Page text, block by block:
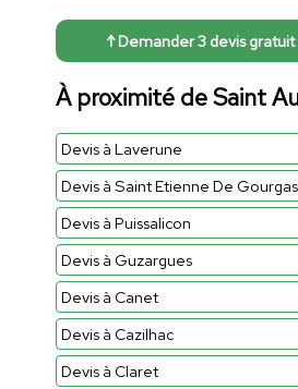
↑ Demander 3 devis
À proximité de Saint
Devis à Laverune
Devis à Saint Etienne De Gourgas
Devis à Puissalicon
Devis à Guzargues
Devis à Canet
Devis à Cazilhac
Devis à Claret